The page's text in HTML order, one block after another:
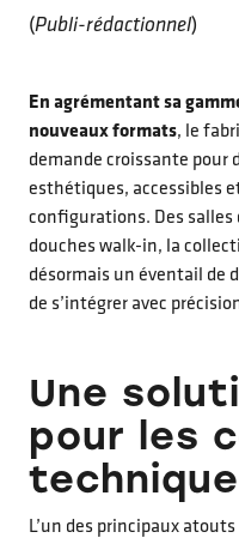
(Publi-rédactionnel)
En agrémentant sa
nouveaux formats, le
demande croissante pour
esthétiques, accessibles
configurations. Des salles
douches walk-in, la
désormais un éventail de
de s’intégrer avec
Une
pour les
L’un des principaux